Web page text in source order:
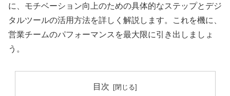
に、モチベーション向上のための具体的なステップとデジ
タルツールの活用方法を詳しく解説します。これを機に、
営業チームのパフォーマンスを最大限に引き出しましょ
う。
目次